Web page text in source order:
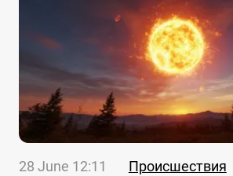
28 June 12:11 Происшествия